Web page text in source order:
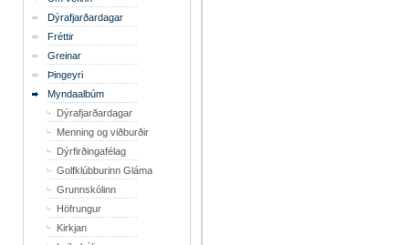
Dýrafjarðardagar
Fréttir
Greinar
Þingeyri
Myndaalbúm
Dýrafjarðardagar
Menning og viðburðir
Dýrfirðingafélag
Golfklúbburinn Gláma
Grunnskólinn
Höfrungur
Kirkjan